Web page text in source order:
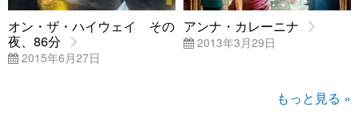
オン・ザ・ハイウェイ その
夜、86分
2015年6月27日
アンナ・カレーニナ
2013年3月29日
もっと見る »